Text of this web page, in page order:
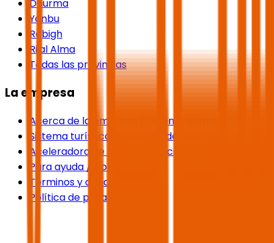
Dhurma
Yanbu
Rabigh
Rijal Alma
Todas las provincias
La empresa
Acerca de la empresa / Quiénes somos
Sistema turístico de gestión de reservas
Aceleradora de negocios y academia de turismo
Para ayuda / Contáctanos
Términos y condiciones
Política de privacidad